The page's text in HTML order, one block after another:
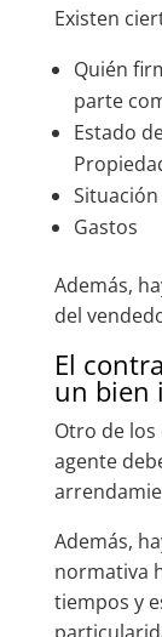
Existen
Quién
parte
Estado
Gastos
Además,
del
El
un bien
Otro de
agente
Además,
normativa
tiempos y